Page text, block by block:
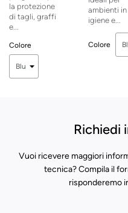
la protezione
di tagli, graffi
e...
Colore
ambienti in
igiene e...
Colore
Richiedi
Vuoi ricevere maggiori
tecnica? Compila il
risponderemo